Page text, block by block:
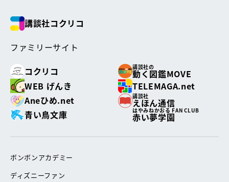
講談社コクリコ
ファミリーサイト
コクリコ
講談社の
動く図鑑MOVE
WEB げんき
TELEMAGA.net
Aneひめ.net
講談社
えほん通信
青い鳥文庫
はやみねかおる FAN CLUB
赤い夢学園
ボンボンアカデミー
ディズニーファン